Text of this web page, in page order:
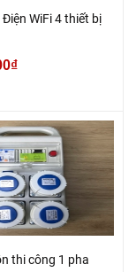
WiFi 4 thiết bị
thi công 1 pha